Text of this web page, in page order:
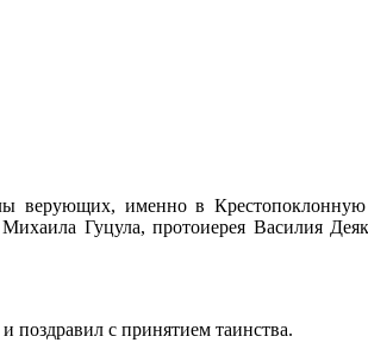
верующих, именно в
Гуцула, протоиерея Василия
поздравил с принятием таинства.